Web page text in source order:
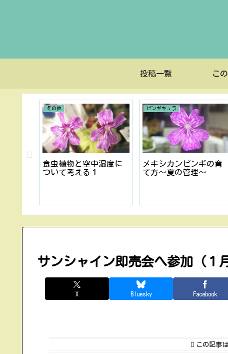
投稿一覧 こ
その他
食虫植物と空中湿度に
ついて考える１
ピンギキュラ
メキシカンピンギの育
て方〜夏の管理〜
サンシャイン即売会へ参加（１
X Bluesky Facebook
この記事は